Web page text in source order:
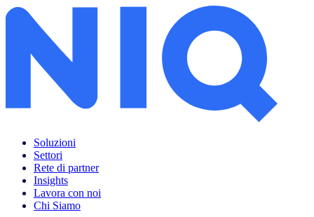
Soluzioni
Settori
Rete di partner
Insights
Lavora con noi
Chi Siamo